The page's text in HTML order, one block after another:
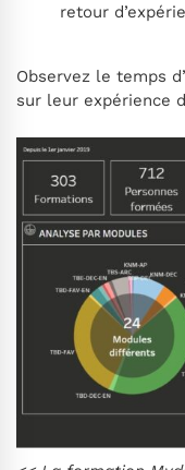
retour
Observez le temps
sur leur expérience